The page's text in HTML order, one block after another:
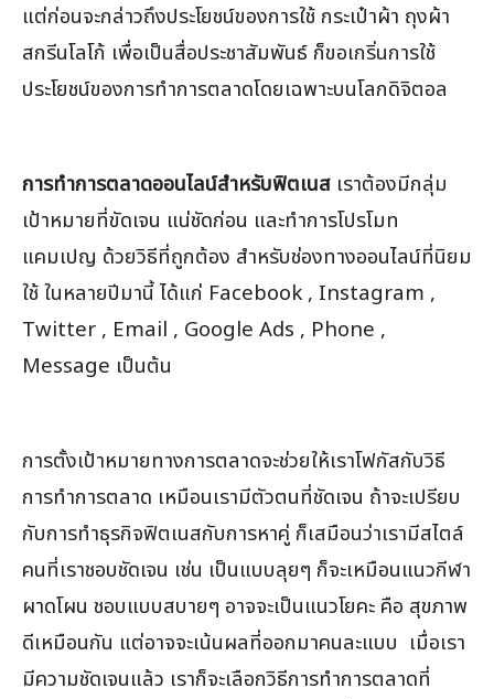
แต่ก่อนจะกล่าวถึงประโยชน์ของการใช้ กระเป๋าผ้า ถุงผ้า
สกรีนโลโก้ เพื่อเป็นสื่อประชาสัมพันธ์ ก็ขอเกริ่นการใช้
ประโยชน์ของการทำการตลาดโดยเฉพาะบนโลกดิจิตอล
การทำการตลาดออนไลน์สำหรับฟิตเนส เราต้องมีกลุ่ม
เป้าหมายที่ขัดเจน แน่ชัดก่อน และทำการโปรโมท
แคมเปญ ด้วยวิธีที่ถูกต้อง สำหรับช่องทางออนไลน์ที่นิยม
ใช้ ในหลายปีมานี้ ได้แก่ Facebook , Instagram ,
Twitter , Email , Google Ads , Phone ,
Message เป็นต้น
การตั้งเป้าหมายทางการตลาดจะช่วยให้เราโฟกัสกับวิธี
การทำการตลาด เหมือนเรามีตัวตนที่ชัดเจน ถ้าจะเปรียบ
กับการทำธุรกิจฟิตเนสกับการหาคู่ ก็เสมือนว่าเรามีสไตล์
คนที่เราชอบชัดเจน เช่น เป็นแบบลุยๆ ก็จะเหมือนแนวกีฬา
ผาดโผน ชอบแบบสบายๆ อาจจะเป็นแนวโยคะ คือ สุขภาพ
ดีเหมือนกัน แต่อาจจะเน้นผลที่ออกมาคนละแบบ เมื่อเรา
มีความชัดเจนแล้ว เราก็จะเลือกวิธีการทำการตลาดที่